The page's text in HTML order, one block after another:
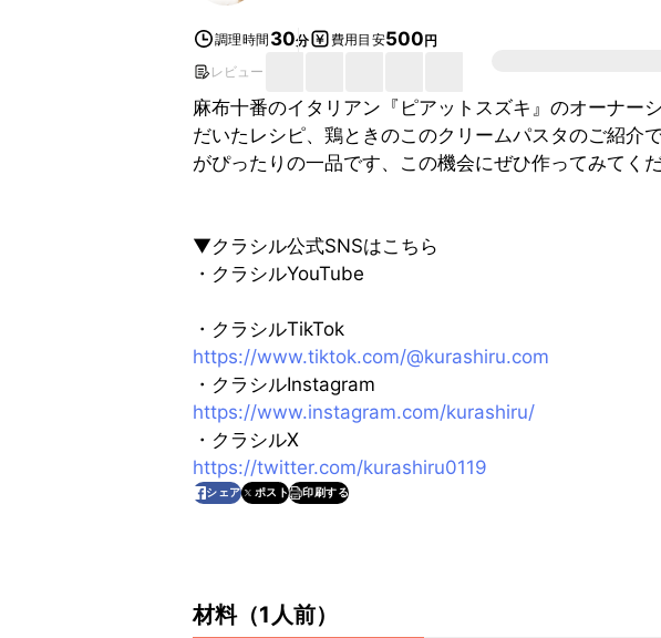
調理時間 30分 費用目安500円
レビュー
麻布十番のイタリアン『ピアットスズキ』のオーナー
だいたレシピ、鶏ときのこのクリームパスタのご紹介
がぴったりの一品です、この機会にぜひ作ってみてくだ
▼クラシル公式SNSはこちら
・クラシルYouTube
・クラシルTikTok
https://www.tiktok.com/@kurashiru.com
・クラシルInstagram
https://www.instagram.com/kurashiru/
・クラシルX
https://twitter.com/kurashiru0119
シェア ポスト 印刷する
材料（1人前）